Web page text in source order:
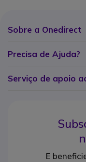
Sobre a Onedirect
Precisa de Ajuda?
Serviço de apoio
E